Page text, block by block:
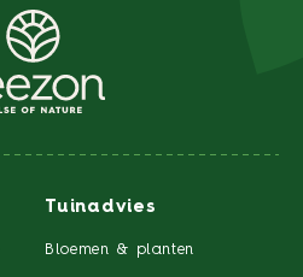
Tuinadvies
Bloemen & planten